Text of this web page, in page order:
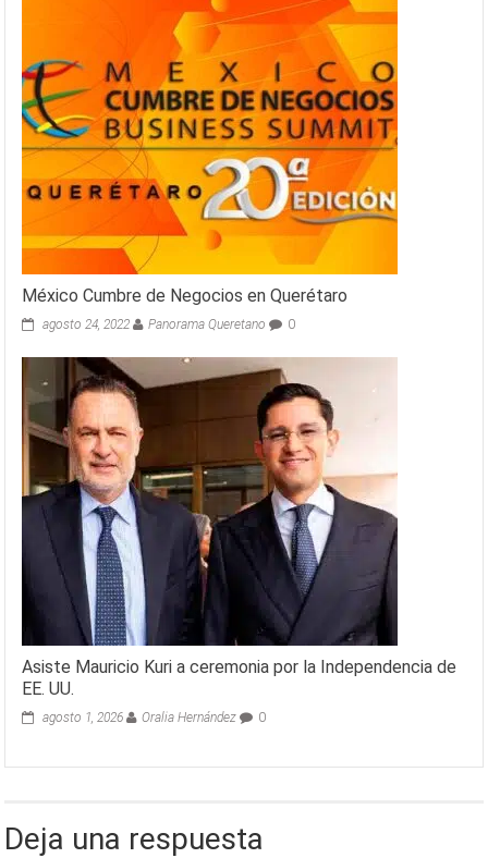
México Cumbre de Negocios en Querétaro
agosto 24, 2022 Panorama Queretano 0
Asiste Mauricio Kuri a ceremonia por la Independencia de
EE. UU.
agosto 1, 2026 Oralia Hernández 0
Deja una respuesta